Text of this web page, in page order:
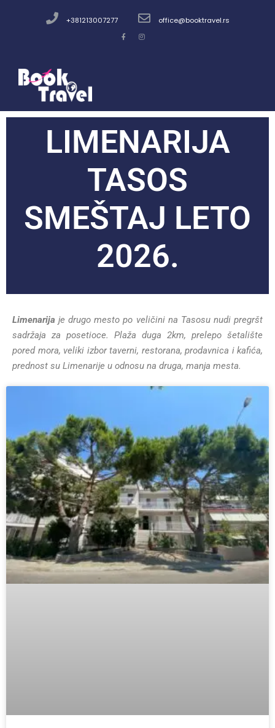
+381213007277 office@booktravel.rs
LIMENARIJA
TASOS
SMEŠTAJ LETO
2026.
Limenarija je drugo mesto po veličini na Tasosu nudi pregršt
sadržaja za posetioce. Plaža duga 2km, prelepo šetalište
pored mora, veliki izbor taverni, restorana, prodavnica i kafića,
prednost su Limenarije u odnosu na druga, manja mesta.